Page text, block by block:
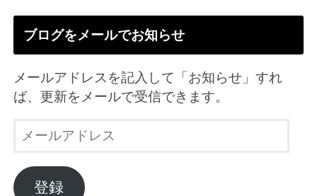
ブログをメールでお知らせ
メールアドレスを記入して「お知らせ」すれ
ば、更新をメールで受信できます。
ル
ア
登録